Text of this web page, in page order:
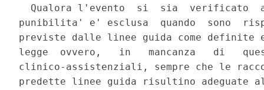
Qualora l'evento  si  sia  verificato
punibilita' e' esclusa  quando  sono
previste dalle linee guida come
legge  ovvero,   in   mancanza   di
clinico-assistenziali, sempre che le
predette linee guida risultino